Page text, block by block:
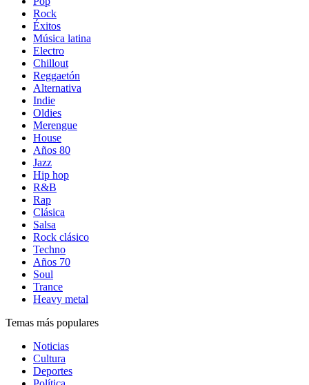
Rock
Éxitos
Música latina
Electro
Chillout
Reggaetón
Alternativa
Indie
Oldies
Merengue
House
Años 80
Jazz
Hip hop
R&B
Rap
Clásica
Salsa
Rock clásico
Techno
Años 70
Soul
Trance
Heavy metal
Temas más populares
Noticias
Cultura
Deportes